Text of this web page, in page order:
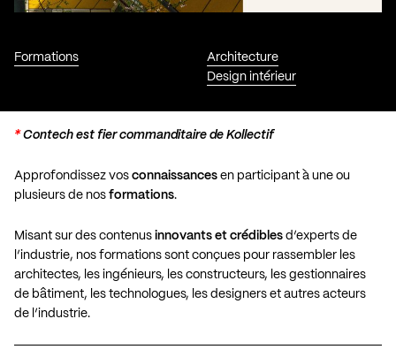
Formations
Architecture
Design intérieur
* Contech est fier commanditaire de Kollectif
Approfondissez vos connaissances en participant à une ou
plusieurs de nos formations.
Misant sur des contenus innovants et crédibles d’experts de
l’industrie, nos formations sont conçues pour rassembler les
architectes, les ingénieurs, les constructeurs, les gestionnaires
de bâtiment, les technologues, les designers et autres acteurs
de l’industrie.